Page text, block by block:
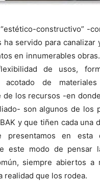
constructivo” -
ha servido para canalizar
en innumerables
de usos,
acotado de
de los recursos -en
son algunos de los
y que tiñen cada una
presentamos en esta
este modo de pensar
siempre abiertos a
realidad que los rodea.